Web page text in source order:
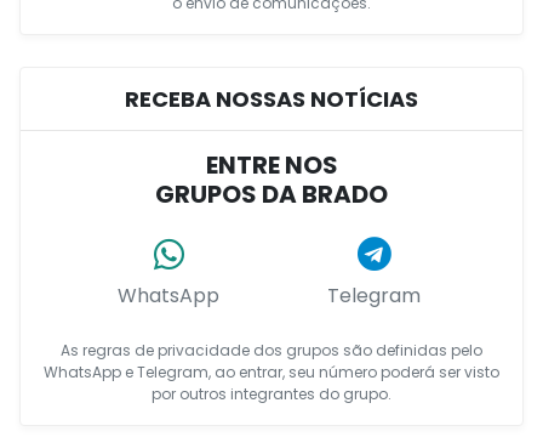
RECEBA NOSSAS NOTÍCIAS
ENTRE NOS
GRUPOS DA BRADO
WhatsApp Telegram
As regras de privacidade dos grupos são definidas pelo
WhatsApp e Telegram, ao entrar, seu número poderá ser visto
por outros integrantes do grupo.